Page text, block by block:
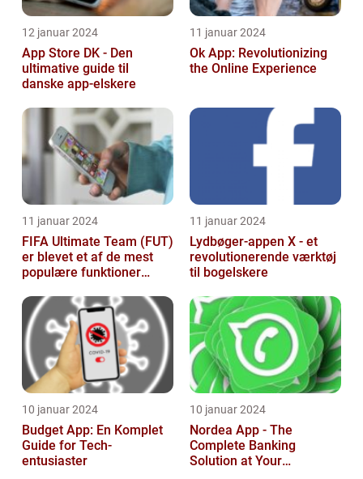
12 januar 2024
App Store DK - Den
ultimative guide til
danske app-elskere
11 januar 2024
Ok App: Revolutionizing
the Online Experience
11 januar 2024
FIFA Ultimate Team (FUT)
er blevet et af de mest
populære funktioner
franchisen, og d...
11 januar 2024
Lydbøger-appen X - et
revolutionerende værktøj
til bogelskere
10 januar 2024
Budget App: En Komplet
Guide for Tech-
entusiaster
10 januar 2024
Nordea App - The
Complete Banking
Solution at Your